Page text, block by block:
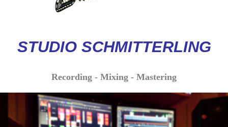
STUDIO SCHMITTERLING
Recording - Mixing - Mastering